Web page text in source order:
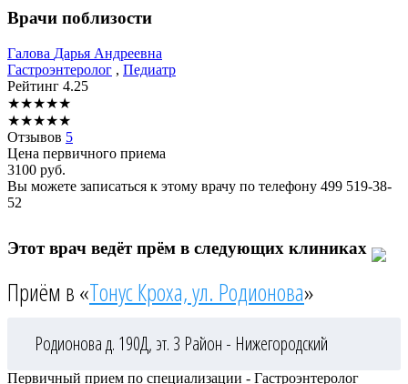
Врачи поблизости
Галова Дарья Андреевна
Гастроэнтеролог , Педиатр
Рейтинг 4.25
★★★★★
★★★★★
Отзывов 5
Цена первичного приема
3100 руб.
Вы можете записаться к этому врачу по телефону 499 519-38-
52
Этот врач ведёт прём в следующих клиниках
Приём в «Тонус Кроха, ул. Родионова»
Родионова д. 190Д, эт. 3 Район - Нижегородский
Первичный прием по специализации - Гастроэнтеролог